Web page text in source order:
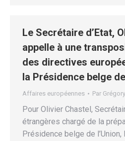
Le Secrétaire d’Etat,
appelle à une
des directives
la Présidence belge
Affaires européennes Par
Pour Olivier Chastel,
étrangères chargé de la
Présidence belge de